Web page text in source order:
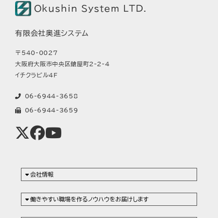
Okushin System LTD.
有限会社奥進システム
〒540-0027
大阪府大阪市中央区鎗屋町2-2-4
イチクラビル4F
06-6944-3658
06-6944-3659
会社情報
働きやすい職場を作るノウハウをお届けします